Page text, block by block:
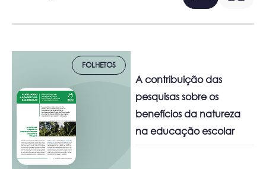
FOLHETOS
A contribuição das
pesquisas sobre os
benefícios da natureza
na educação escolar